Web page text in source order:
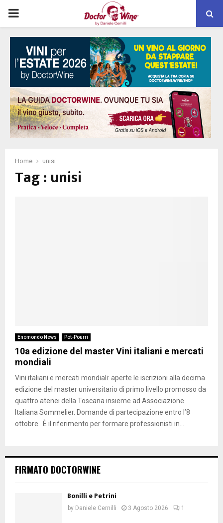
PRIMARY
MENU
Home unisi
Tag : unisi
Enomondo News Pot-Pourri
10a edizione del master Vini italiani e mercati
mondiali
Vini italiani e mercati mondiali: aperte le iscrizioni alla decima
edizione del master universitario di primo livello promosso da
quattro atenei della Toscana insieme ad Associazione
Italiana Sommelier. Domande di partecipazione entro l’8
ottobre. È il riferimento per formare professionisti in...
FIRMATO DOCTORWINE
Bonilli e Petrini
by Daniele Cernilli 3 Agosto 2026 1